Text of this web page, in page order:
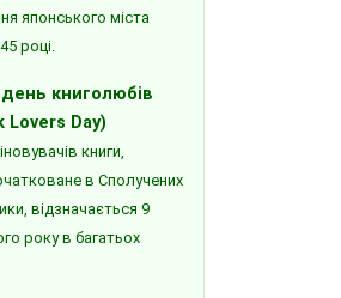
японського міста
році.
день книголюбів
Lovers Day)
книги,
в Сполучених
відзначається 9
року в багатьох